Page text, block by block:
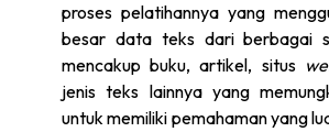
proses pelatihannya yang
besar data teks dari berbagai
mencakup buku, artikel, situs
jenis teks lainnya yang
untuk memiliki pemahaman yang